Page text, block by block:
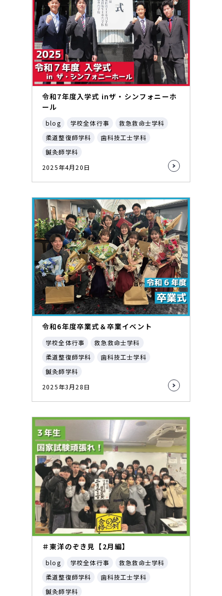
令和7年度入学式 inザ・シンフォニーホ
ール
blog 学校全体行事
救急救命士学科
柔道整復師学科
歯科技工士学科
鍼灸師学科
2025年4月20日
令和6年度卒業式＆卒業イベント
学校全体行事
救急救命士学科
柔道整復師学科
歯科技工士学科
鍼灸師学科
2025年3月28日
＃東洋のぞき見【2月編】
blog 学校全体行事
救急救命士学科
柔道整復師学科
歯科技工士学科
鍼灸師学科